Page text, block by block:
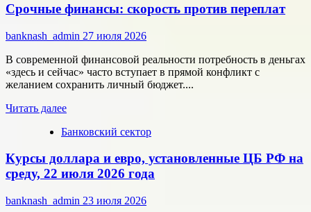
за
внимание:
как
удивить
современного
потребителя
с
цифровых
Срочные финансы: скорость против переплат
banknash_admin 27 июля 2026
В современной финансовой реальности потребность в деньгах
«здесь и сейчас» часто вступает в прямой конфликт с
желанием сохранить личный бюджет....
Читать далееПрочитать
о
финансы:
скорость
против
переплат
Банковский сектор
Курсы доллара и евро, установленные ЦБ РФ на
среду, 22 июля 2026 года
banknash_admin 23 июля 2026